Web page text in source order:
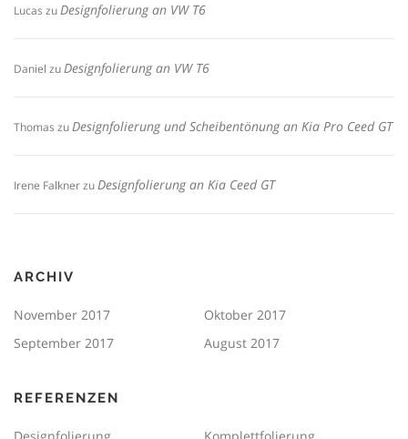
Lucas zuDesignfolierung an VW T6
Daniel zuDesignfolierung an VW T6
Thomas zuDesignfolierung und Scheibentönung an Kia Pro Ceed GT
Irene FalknerzuDesignfolierung an Kia Ceed GT
ARCHIV
November 2017
Oktober 2017
September 2017
August 2017
REFERENZEN